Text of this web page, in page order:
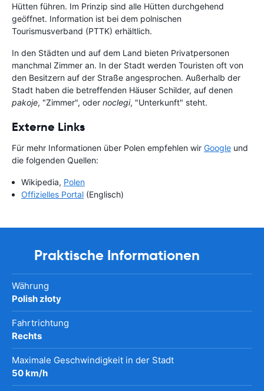
Hütten führen. Im Prinzip sind alle Hütten durchgehend
geöffnet. Information ist bei dem polnischen
Tourismusverband (PTTK) erhältlich.
In den Städten und auf dem Land bieten Privatpersonen
manchmal Zimmer an. In der Stadt werden Touristen oft von
den Besitzern auf der Straße angesprochen. Außerhalb der
Stadt haben die betreffenden Häuser Schilder, auf denen
pakoje, "Zimmer", oder noclegi, "Unterkunft" steht.
Externe Links
Für mehr Informationen über Polen empfehlen wir Google und
die folgenden Quellen:
Wikipedia, Polen
Offizielles Portal (Englisch)
Praktische Informationen
Währung
Polish złoty
Fahrtrichtung
Rechts
Maximale Geschwindigkeit in der Stadt
50 km/h